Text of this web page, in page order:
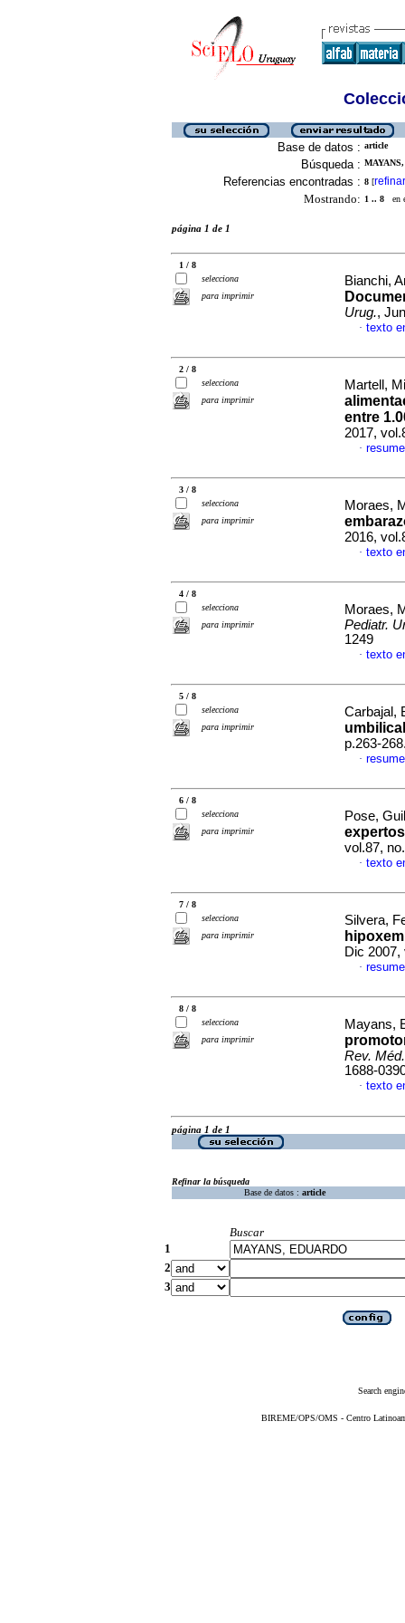
Base de datos : article
Búsqueda :
Referencias encontradas : 8 [refinar
Mostrando: 1 .. 8 en
página 1 de 1
1 / 8
selecciona
para imprimir
Bianchi,
Urug.,
· texto
2 / 8
selecciona
para imprimir
Martell,
entre
2017,
·
3 / 8
selecciona
para imprimir
Moraes,
2016,
· texto
4 / 8
selecciona
para imprimir
Moraes,
Pediatr.
1249
· texto
5 / 8
selecciona
para imprimir
Carbajal,
p.263-
·
6 / 8
selecciona
para imprimir
Pose,
vol.87,
· texto
7 / 8
selecciona
para imprimir
Silvera,
Dic 2007,
·
8 / 8
selecciona
para imprimir
Mayans,
Rev.
1688-
· texto
página 1 de 1
Refinar la búsqueda
Base de datos : article
Buscar
1
2
3
Search
BIREME/OPS/OMS - Centro